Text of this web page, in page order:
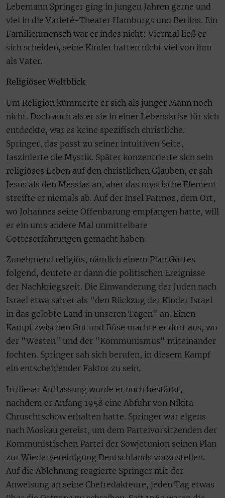
Lebemann Springer ging in jungen Jahren gerne und
viel in die Varieté-Theater Hamburgs und Berlins. Ein
Familienmensch war er indes nicht: Viermal ließ er
sich scheiden, seine Kinder hatten nicht viel von ihm
als Vater.
Religiöser Weltblick
Um Religion kümmerte er sich als junger Mann noch
nicht. Doch auch als er sie in einer Lebenskrise für sich
entdeckte, war es keine spezifisch christliche.
Springer, das passt zu seiner intuitiven Seite,
faszinierte die Mystik. Später konzentrierte sich sein
religiöses Leben auf den christlichen Glauben, er sah
Jesus als den Messias an, aber das mystische Element
streifte er niemals ab. Auf der Insel Patmos, dem Ort,
wo Johannes seine Offenbarung empfangen hatte, will
er ein ums andere Mal unmittelbare
Gotteserfahrungen gemacht haben.
Zunehmend religiös, nämlich einem Plan Gottes
folgend, deutete er dann die politischen Ereignisse
der Nachkriegszeit. Die Einwanderung der Juden nach
Israel etwa sah er als "den Rückzug der Kinder Israel
in das gelobte Land in unseren Tagen" an. Einen
Kampf zwischen Gut und Böse machte er dort aus, wo
der "Westen" und der "Kommunismus" miteinander
fochten. Springer sah sich berufen, in diesem Kampf
ein entscheidender Faktor zu sein.
In dieser Auffassung wurde er noch bestärkt,
nachdem er Anfang 1958 eine Abfuhr von Nikita
Chruschtschow erhalten hatte. Springer war eigens
nach Moskau gereist, um dem Parteivorsitzenden der
Kommunistischen Partei der Sowjetunion seinen Plan
zur Wiedervereinigung Deutschlands vorzustellen.
Auf die Ablehnung reagierte Springer mit der
Anweisung an seine Chefredakteure, jeden Tag etwas